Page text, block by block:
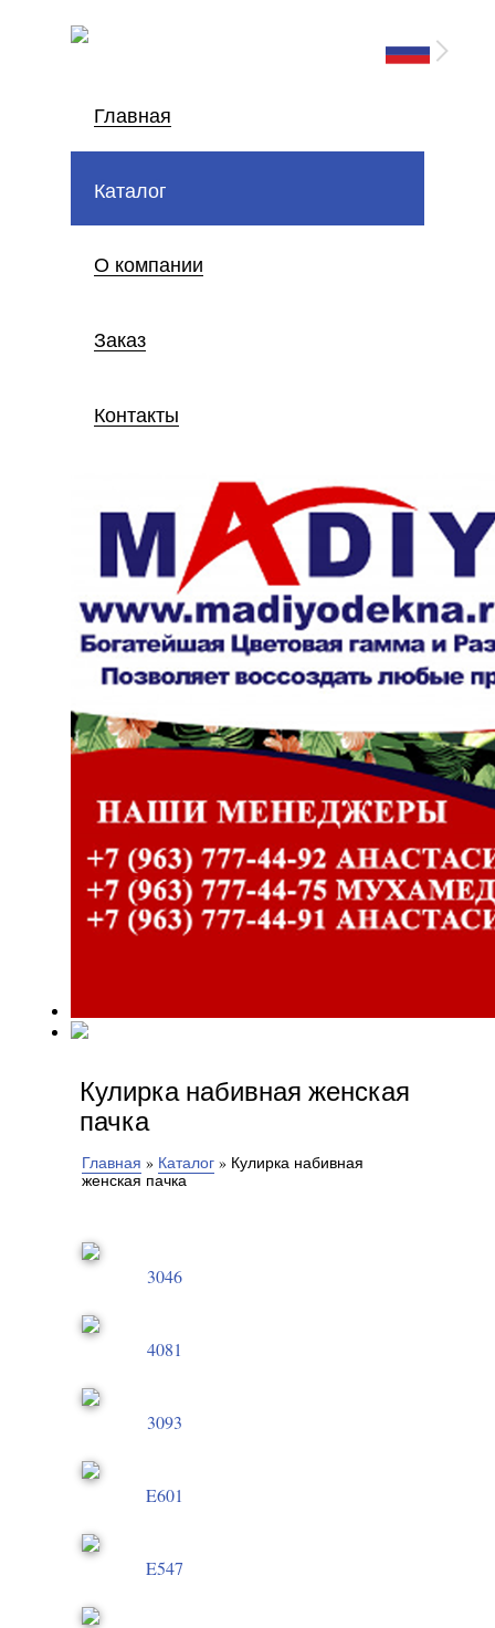
Главная
Каталог
О компании
Заказ
Контакты
Кулирка набивная женская
пачка
Главная » Каталог » Кулирка набивная
женская пачка
3046
4081
3093
E601
E547